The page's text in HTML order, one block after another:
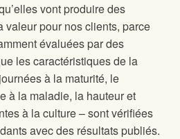
vont produire des
valeur pour nos clients, parce
évaluées par des
les caractéristiques de la
à la maturité, le
à la maladie, la hauteur et
à la culture – sont vérifiées
avec des résultats publiés.